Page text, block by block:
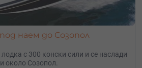
наем до Созопол
с 300 конски сили и се наслади
около Созопол.